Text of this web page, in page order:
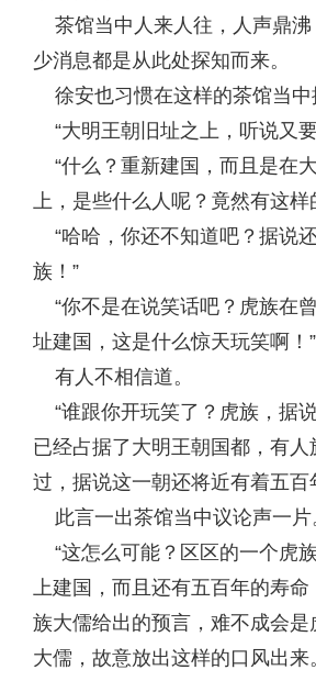
茶馆当中人来人往，人声鼎沸
少消息都是从此处探知而来。
徐安也习惯在这样的茶馆当中
“大明王朝旧址之上，听说又
“什么？重新建国，而且是在
上，是些什么人呢？竟然有这样
“哈哈，你还不知道吧？据说
族！”
“你不是在说笑话吧？虎族在
址建国，这是什么惊天玩笑啊！”
有人不相信道。
“谁跟你开玩笑了？虎族，据
已经占据了大明王朝国都，有人
过，据说这一朝还将近有着五百
此言一出茶馆当中议论声一片
“这怎么可能？区区的一个虎
上建国，而且还有五百年的寿命
族大儒给出的预言，难不成会
大儒，故意放出这样的口风出来